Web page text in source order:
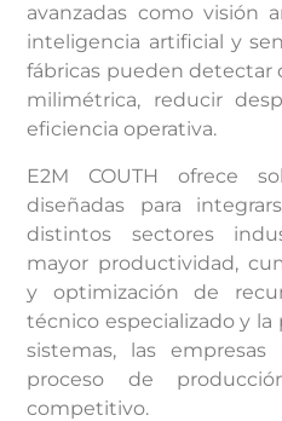
avanzadas como visión
inteligencia artificial y
fábricas pueden detectar
milimétrica, reducir
eficiencia operativa.
E2M COUTH ofrece
diseñadas para
distintos sectores
mayor productividad,
y optimización de
técnico especializado y la
sistemas, las
proceso de
competitivo.